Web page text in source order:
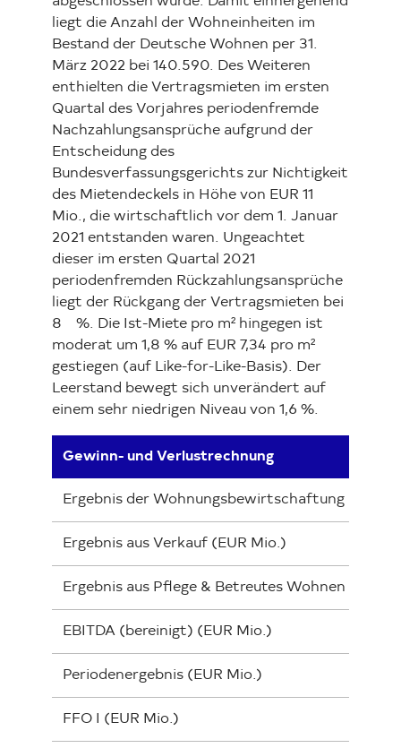
liegt die Anzahl der Wohneinheiten im
Bestand der Deutsche Wohnen per 31.
März 2022 bei 140.590. Des Weiteren
enthielten die Vertragsmieten im ersten
Quartal des Vorjahres periodenfremde
Nachzahlungsansprüche aufgrund der
Entscheidung des
Bundesverfassungsgerichts zur Nichtigkeit
des Mietendeckels in Höhe von EUR 11
Mio., die wirtschaftlich vor dem 1. Januar
2021 entstanden waren. Ungeachtet
dieser im ersten Quartal 2021
periodenfremden Rückzahlungsansprüche
liegt der Rückgang der Vertragsmieten bei
8 %. Die Ist-Miete pro m² hingegen ist
moderat um 1,8 % auf EUR 7,34 pro m²
gestiegen (auf Like-for-Like-Basis). Der
Leerstand bewegt sich unverändert auf
einem sehr niedrigen Niveau von 1,6 %.
Gewinn- und Verlustrechnung
Ergebnis der Wohnungsbewirtschaftung (EUR
Ergebnis aus Verkauf (EUR Mio.)
Ergebnis aus Pflege & Betreutes Wohnen (EUR
EBITDA (bereinigt) (EUR Mio.)
Periodenergebnis (EUR Mio.)
FFO I (EUR Mio.)